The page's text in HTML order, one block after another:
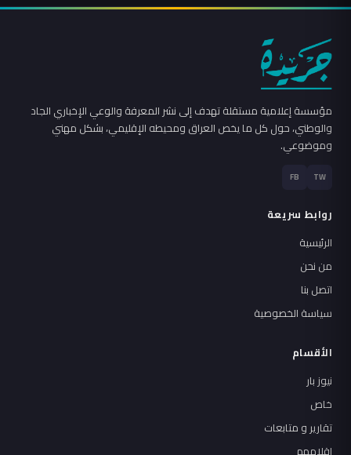
مؤسسة إعلامية مستقلة تهدف إلى نشر المعرفة والوعي الإخباري الجاد
والوطني، حول كل ما يخص العراق ومحيطه الإقليمي، بشكل مهني
وموضوعي.
TW
FB
روابط سريعة
الرئيسية
من نحن
اتصل بنا
سياسة الخصوصية
الأقسام
نيوز بار
خاص
تقارير و متابعات
اقلامهم